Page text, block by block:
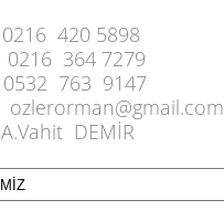
0216 420 5898
0216 364 7279
0532 763 9147
ozlerorman@gmail.com
A.Vahit DEMİR